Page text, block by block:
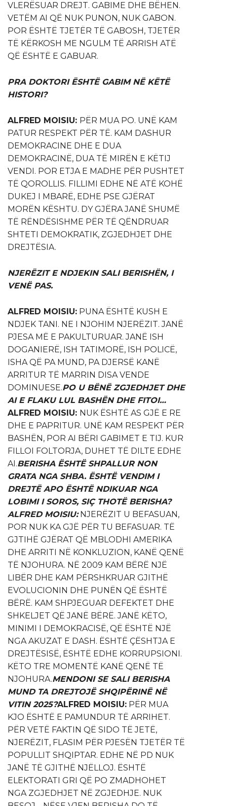
VLERËSUAR DREJT. GABIME DHE BËHEN.
VETËM AI QË NUK PUNON, NUK GABON.
POR ËSHTË TJETËR TË GABOSH, TJETËR
TË KËRKOSH ME NGULM TË ARRISH ATË
QË ËSHTË E GABUAR.
PRA DOKTORI ËSHTË GABIM NË KËTË
HISTORI?
ALFRED MOISIU: PËR MUA PO. UNË KAM
PATUR RESPEKT PËR TË. KAM DASHUR
DEMOKRACINE DHE E DUA
DEMOKRACINË, DUA TË MIRËN E KËTIJ
VENDI. POR ETJA E MADHE PËR PUSHTET
TË QOROLLIS. FILLIMI EDHE NË ATË KOHË
DUKEJ I MBARË, EDHE PSE GJËRAT
MORËN KËSHTU. DY GJËRA JANË SHUMË
TË RËNDËSISHME PËR TË QËNDRUAR
SHTETI DEMOKRATIK, ZGJEDHJET DHE
DREJTËSIA.
NJERËZIT E NDJEKIN SALI BERISHËN, I
VENË PAS.
ALFRED MOISIU: PUNA ËSHTË KUSH E
NDJEK TANI. NE I NJOHIM NJERËZIT. JANË
PJESA MË E PAKULTURUAR. JANË ISH
DOGANIERË, ISH TATIMORË, ISH POLICË,
ISHA QË PA MUND, PA DJERSË KANË
ARRITUR TË MARRIN DISA VENDE
DOMINUESE.PO U BËNË ZGJEDHJET DHE
AI E FLAKU LUL BASHËN DHE FITOI…
ALFRED MOISIU: NUK ËSHTË AS GJË E RE
DHE E PAPRITUR. UNË KAM RESPEKT PËR
BASHËN, POR AI BËRI GABIMET E TIJ. KUR
FILLOI FOLTORJA, DUHET TË DILTE EDHE
AI.BERISHA ËSHTË SHPALLUR NON
GRATA NGA SHBA. ËSHTË VENDIM I
DREJTË APO ËSHTË NDIKUAR NGA
LOBIMI I SOROS, SIÇ THOTË BERISHA?
ALFRED MOISIU:NJERËZIT U BEFASUAN,
POR NUK KA GJË PËR TU BEFASUAR. TË
GJTIHË GJËRAT QË MBLODHI AMERIKA
DHE ARRITI NË KONKLUZION, KANË QENË
TË NJOHURA. NË 2009 KAM BËRË NJË
LIBËR DHE KAM PËRSHKRUAR GJITHË
EVOLUCIONIN DHE PUNËN QË ËSHTË
BËRË. KAM SHPJEGUAR DEFEKTET DHE
SHKELJET QË JANË BËRË. JANË KËTO,
MINIMI I DEMOKRACISË, QË ËSHTË NJË
NGA AKUZAT E DASH. ËSHTË ÇËSHTJA E
DREJTËSISË, ËSHTË EDHE KORRUPSIONI.
KËTO TRE MOMENTË KANË QENË TË
NJOHURA.MENDONI SE SALI BERISHA
MUND TA DREJTOJË SHQIPËRINË NË
VITIN 2025?ALFRED MOISIU: PËR MUA
KJO ËSHTË E PAMUNDUR TË ARRIHET.
PËR VETË FAKTIN QË SIDO TË JETË,
NJERËZIT, FLASIM PËR PJESËN TJETËR TË
POPULLIT SHQIPTAR. EDHE NË PD NUK
JANË TË GJITHË NJËLLOJ. ËSHTË
ELEKTORATI GRI QË PO ZMADHOHET
NGA ZGJEDHJET NË ZGJEDHJE. NUK